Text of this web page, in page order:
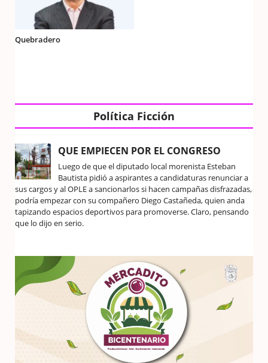
Quebradero
Política Ficción
QUE EMPIECEN POR EL CONGRESO
Luego de que el diputado local morenista Esteban
Bautista pidió a aspirantes a candidaturas renunciar a
sus cargos y al OPLE a sancionarlos si hacen campañas disfrazadas,
podría empezar con su compañero Diego Castañeda, quien anda
tapizando espacios deportivos para promoverse. Claro, pensando
que lo dijo en serio.